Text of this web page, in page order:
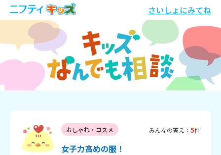
さいしょにみてね
おしゃれ・コスメ みんなの答え： 5件
女子力高めの服！